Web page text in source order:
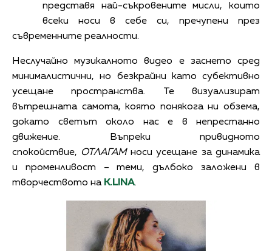
представя най-съкровените мисли, които
всеки носи в себе си, пречупени през
съвременните реалности.
Неслучайно музикалното видео е заснето сред
минималистични, но безкрайни като субективно
усещане пространства. Те визуализират
вътрешната самота, която понякога ни обзема,
докато светът около нас е в непрестанно
движение. Въпреки привидното
спокойствие, ОТЛАГАМноси усещане за динамика
и променливост – теми, дълбоко заложени в
творчеството на K.LINA.